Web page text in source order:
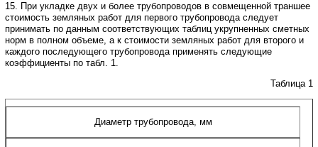
15. При укладке двух и более трубопроводов в совмещенной траншее
стоимость земляных работ для первого трубопровода следует
принимать по данным соответствующих таблиц укрупненных сметных
норм в полном объеме, а к стоимости земляных работ для второго и
каждого последующего трубопровода применять следующие
коэффициенты по табл. 1.
Таблица 1
Диаметр трубопровода, мм